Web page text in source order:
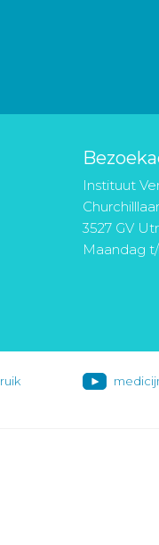
Instituut
3527 GV
Maandag